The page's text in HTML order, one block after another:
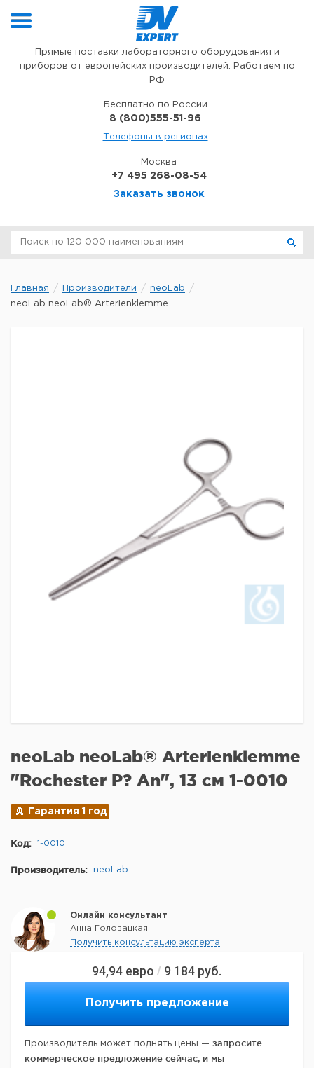
Прямые поставки лабораторного оборудования и
приборов от европейских производителей. Работаем по
РФ
Бесплатно по России
8 (800)555-51-96
Телефоны в регионах
Москва
+7 495 268-08-54
Заказать звонок
Главная Производители
neoLab
neoLab neoLab® Arterienklemme...
94,94 евро / 9 184 руб.
Получить предложение
Производитель может поднять цены — запросите
коммерческое предложение сейчас, и мы
neoLab neoLab® Arterienklemme
"Rochester P? An", 13 см 1-0010
Гарантия 1 год
Код: 1-0010
Производитель: neoLab
Онлайн консультант
Анна Головацкая
Получить консультацию эксперта